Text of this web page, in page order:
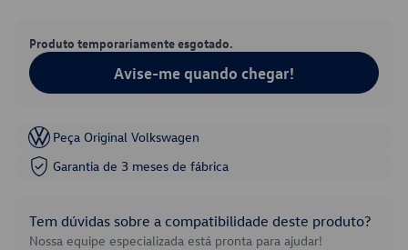
Produto temporariamente esgotado.
Avise-me quando chegar!
Peça Original Volkswagen
Garantia de 3 meses de fábrica
Tem dúvidas sobre a compatibilidade deste produto?
Nossa equipe especializada está pronta para ajudar!